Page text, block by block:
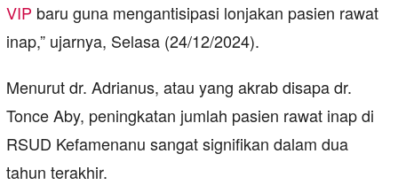
VIP baru guna mengantisipasi lonjakan pasien rawat
inap,” ujarnya, Selasa (24/12/2024).
Menurut dr. Adrianus, atau yang akrab disapa dr.
Tonce Aby, peningkatan jumlah pasien rawat inap di
RSUD Kefamenanu sangat signifikan dalam dua
tahun terakhir.